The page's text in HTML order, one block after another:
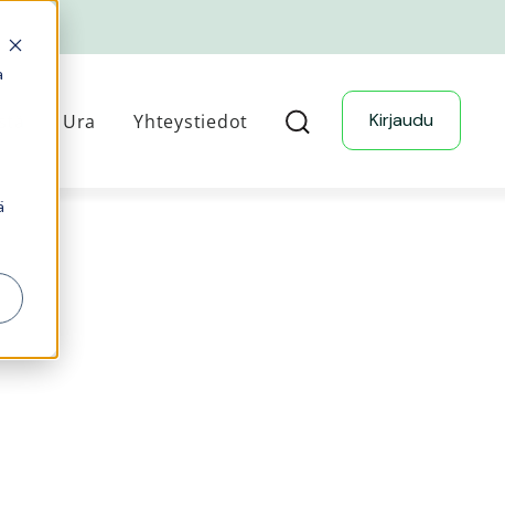
Ura Yhteystiedot Kirjaudu